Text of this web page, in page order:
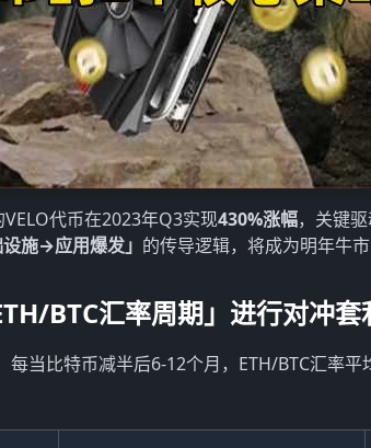
代币在2023年Q3实现430%涨幅，关键
设施→应用爆发」 的传导逻辑，将成为明年牛市
BTC汇率周期」进行对冲套
每当比特币减半后6-12个月，ETH/BTC汇率